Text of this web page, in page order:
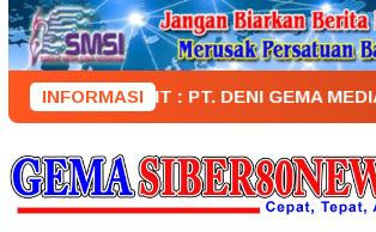
Loncat
ke
konten
INFORMASI: PT. DENI GEMA